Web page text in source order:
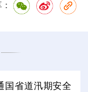
国省道汛期安全